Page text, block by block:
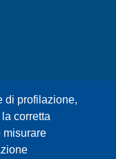
di profilazione,
corretta
misurare